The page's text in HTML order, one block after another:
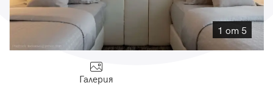
1 от 5
Галерия
Парола
Вход с имейл